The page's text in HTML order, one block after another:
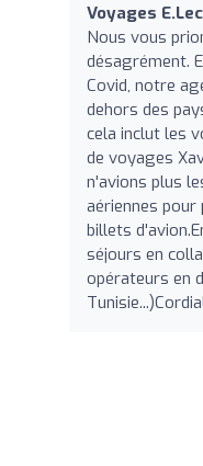
Voyages
Nous vous
désagrément.
Covid, notre
dehors des
cela inclut les
de voyages
n'avions plus
aériennes
billets
séjours en
opérateurs en